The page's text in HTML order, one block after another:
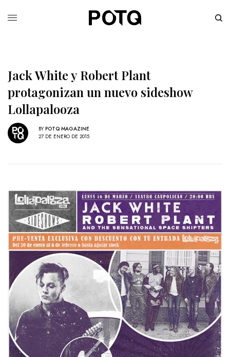
Jack White y Robert Plant
protagonizan un nuevo sideshow
Lollapalooza
BY POTQ MAGAZINE
27 DE ENERO DE 2015